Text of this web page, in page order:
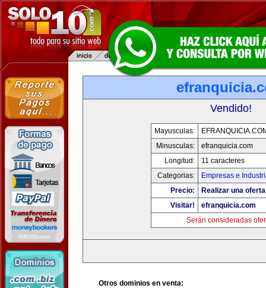
Vendido!
Mayusculas:
Minusculas:
efranquicia.com
Longitud:
11 caracteres
Categorias:
Empresas e
Precio:
Realizar una
Visitar!
efranquicia.com
Serán consideradas
Otros dominios en venta: